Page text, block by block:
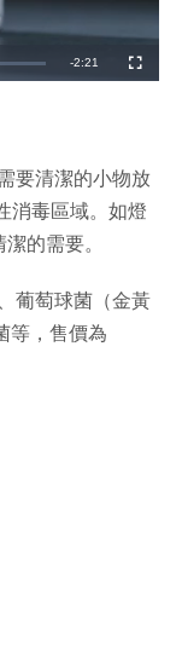
剩
間
-2:21
全
螢
要清潔的小物放
消毒區域。如燈
的需要。
葡萄球菌（金黃
等，售價為